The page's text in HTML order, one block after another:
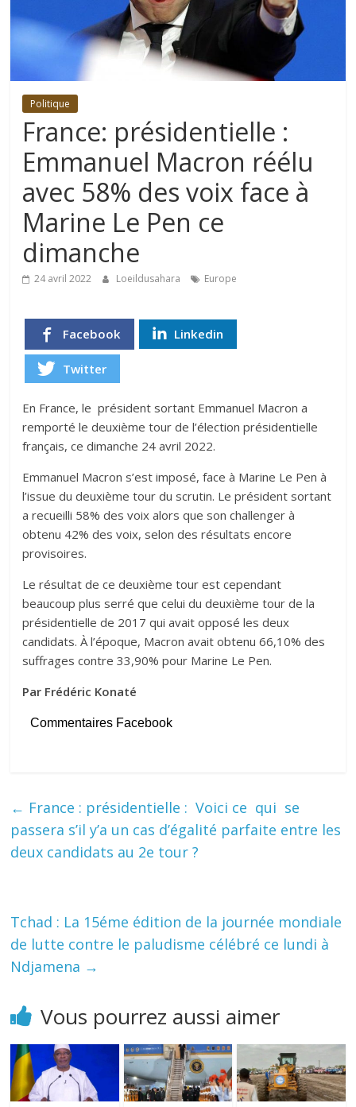
Politique
France: présidentielle :
Emmanuel Macron réélu
avec 58% des voix face à
Marine Le Pen ce
dimanche
24 avril 2022 Loeildusahara Europe
Facebook Linkedin
Twitter
En France, le président sortant Emmanuel Macron a
remporté le deuxième tour de l’élection présidentielle
français, ce dimanche 24 avril 2022.
Emmanuel Macron s’est imposé, face à Marine Le Pen à
l’issue du deuxième tour du scrutin. Le président sortant
a recueilli 58% des voix alors que son challenger à
obtenu 42% des voix, selon des résultats encore
provisoires.
Le résultat de ce deuxième tour est cependant
beaucoup plus serré que celui du deuxième tour de la
présidentielle de 2017 qui avait opposé les deux
candidats. À l’époque, Macron avait obtenu 66,10% des
suffrages contre 33,90% pour Marine Le Pen.
Par Frédéric Konaté
Commentaires Facebook
← France : présidentielle : Voici ce qui se
passera s’il y’a un cas d’égalité parfaite entre les
deux candidats au 2e tour ?
Tchad : La 15éme édition de la journée mondiale
de lutte contre le paludisme célébré ce lundi à
Ndjamena →
Vous pourrez aussi aimer